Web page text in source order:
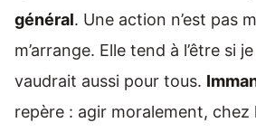
général. Une action n’est pas
m’arrange. Elle tend à l’être si
vaudrait aussi pour tous.
repère : agir moralement, chez